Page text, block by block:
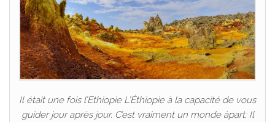
Il était une fois l’Ethiopie L’Éthiopie à la capacité de vous
guider jour après jour. C’est vraiment un monde àpart; Il